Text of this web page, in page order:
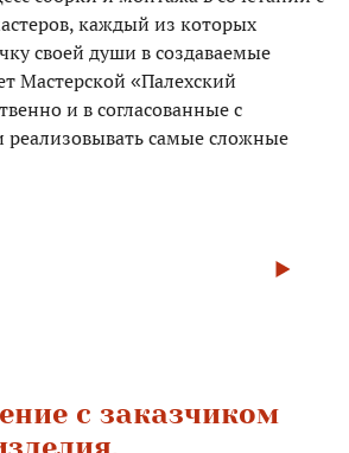
каждый из которых
своей души в создаваемые
Мастерской «Палехский
и в согласованные с
реализовывать самые сложные
с заказчиком